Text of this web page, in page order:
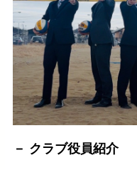
クラブ役員紹介